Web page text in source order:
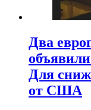
Два
Для
от США